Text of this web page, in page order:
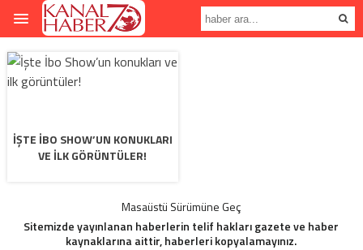
İŞTE İBO SHOW’UN KONUKLARI
VE ILK GÖRÜNTÜLER!
Masaüstü Sürümüne Geç
Sitemizde yayınlanan haberlerin telif hakları gazete ve haber
kaynaklarına aittir, haberleri kopyalamayınız.